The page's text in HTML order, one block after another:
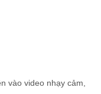
vào video nhạy cảm,